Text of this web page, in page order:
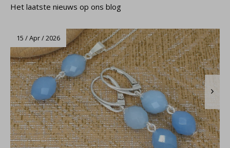
Het laatste nieuws op ons blog
15 / Apr / 2026